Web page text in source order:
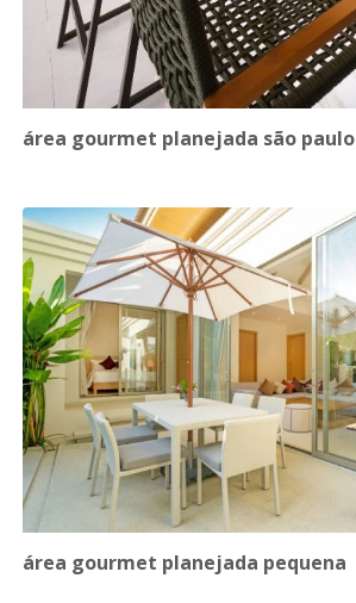
área gourmet planejada são paulo
área gourmet planejada pequena